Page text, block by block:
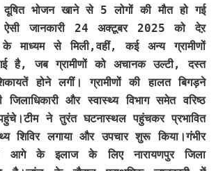
भोजन खाने से 5 लोगों की मौत हो गई
जानकारी 24 अक्टूबर 2025 को देऱ
के माध्यम से मिली,वहीं, कई अन्य ग्रामीणों
है, जब ग्रामीणों को अचानक उल्टी, दस्त
होने लगीं। ग्रामीणों की हालत बिगड़ने
और स्वास्थ्य विभाग समेत वरिष्ठ
ने तुरंत घटनास्थल पहुंचकर प्रभावित
शिविर लगाया और उपचार शुरू किया।गंभीर
को आगे के इलाज के लिए नारायणपुर जिला